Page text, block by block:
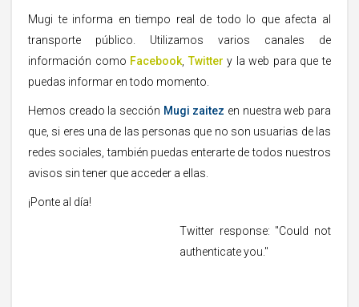
Mugi te informa en tiempo real de todo lo que afecta al
transporte público. Utilizamos varios canales de
información como Facebook ,Twitter y la web para que te
puedas informar en todo momento.
Hemos creado la sección Mugi zaitez en nuestra web para
que, si eres una de las personas que no son usuarias de las
redes sociales, también puedas enterarte de todos nuestros
avisos sin tener que acceder a ellas.
¡Ponte al día!
Twitter response: "Could not
authenticate you."